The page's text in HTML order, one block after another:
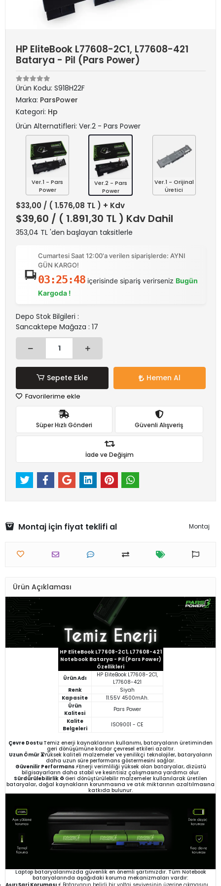
HP EliteBook L77608-2C1, L77608-421
Batarya - Pil (Pars Power)
Ürün Kodu: S918H22F
Marka: ParsPower
Kategori: Hp
Ürün Alternatifleri: Ver.2 - Pars Power
Ver.1 - Pars
Power
Ver.2 - Pars
Power
Ver.1 - Orijinal
Üretici
$33,00 / ( 1.576,08 TL ) + Kdv
$39,60 / ( 1.891,30 TL ) Kdv Dahil
353,04 TL 'den başlayan taksitlerle
Cumartesi Saat 12:00'a verilen siparişlerde: AYNI
GÜN KARGO!
03:25:48içerisinde sipariş verirseniz Bugün
Kargoda !
Depo Stok Bilgileri :
Sancaktepe Mağaza : 17
Sepete Ekle Hemen Al
Favorilerime ekle
Süper Hızlı Gönderi Güvenli Alışveriş
İade ve Değişim
Montaj için fiyat teklifi al Montaj
Ürün Açıklaması
HP EliteBook L77608-2C1, L77608-421
Notebook Batarya - Pil (Pars Power)
Özellikleri
Ürün Adı
HP EliteBook L77608-2C1,
L77608-421
Renk
Siyah
Kapasite
11.55V 4500mAh.
Ürün
Kalitesi
Pars Power
Kalite
Belgeleri
ISO9001 - CE
Çevre Dostu Temiz enerji kaynaklarının kullanımı, bataryaların üretiminden
geri dönüşümüne kadar çevresel etkileri azaltır.
Uzun Ömür ⏳Yüksek kaliteli malzemeler ve yenilikçi teknolojiler, bataryaların
daha uzun süre performans göstermesini sağlar.
Güvenilir Performans ⚡Enerji verimliliği yüksek olan bataryalar, dizüstü
bilgisayarların daha stabil ve kesintisiz çalışmasına yardımcı olur.
Sürdürülebilirlik ♻️Geri dönüştürülebilir malzemeler kullanılarak üretilen
bataryalar, doğal kaynakların korunmasına ve atık miktarının azaltılmasına
katkıda bulunur.
Laptop bataryalarımızda güvenlik en önemli şartımızdır. Tüm Notebook
bataryalarında aşağıdaki koruma mekanizmaları vardır: